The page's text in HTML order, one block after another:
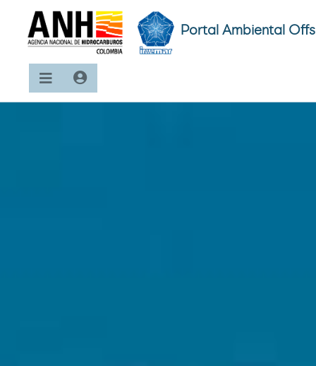
Portal Ambiental